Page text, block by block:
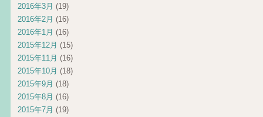
2016年3月 (19)
2016年2月 (16)
2016年1月 (16)
2015年12月 (15)
2015年11月 (16)
2015年10月 (18)
2015年9月 (18)
2015年8月 (16)
2015年7月 (19)